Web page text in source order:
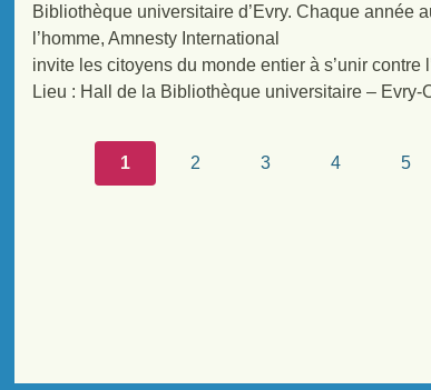
Bibliothèque universitaire d’Evry. Chaque année
l’homme, Amnesty International
invite les citoyens du monde entier à s’unir contre
Lieu : Hall de la Bibliothèque universitaire – Evry-
1 2 3 4 5